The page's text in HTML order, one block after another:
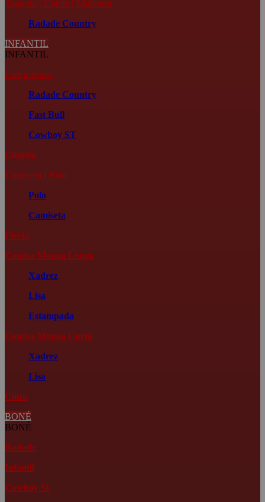
Jaqueta | Colete | Moletom
Radade Country
INFANTIL
INFANTIL
Calça Jeans
Radade Country
Fast Bull
Cowboy ST
Chapéu
Camiseta | Polo
Polo
Camiseta
Fivela
Camisa Manga Longa
Xadrez
Lisa
Estampada
Camisa Manga Curta
Xadrez
Lisa
Cinto
BONÉ
BONÉ
Radade
Infantil
Cowboy St